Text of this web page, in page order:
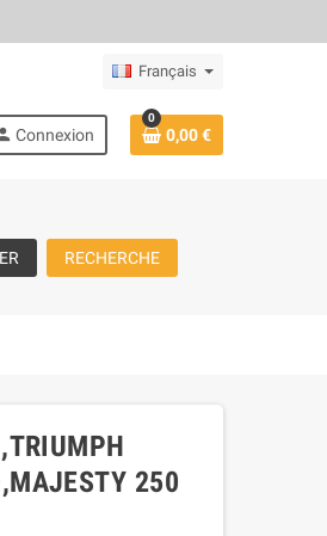
Français
Connexion
0
0,00 €
RECHERCHE
250